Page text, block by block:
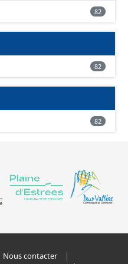
82
82
82
Nous contacter